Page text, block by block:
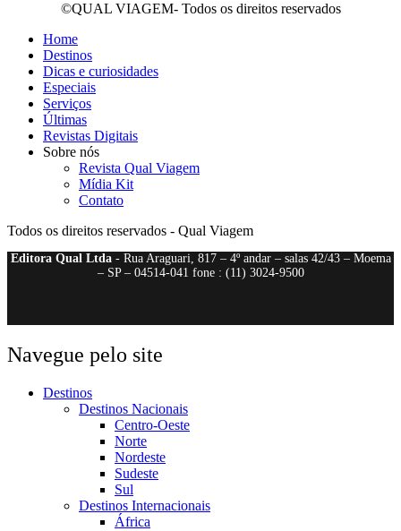
©QUAL VIAGEM- Todos os direitos reservados
Home
Destinos
Dicas e curiosidades
Especiais
Serviços
Últimas
Revistas Digitais
Sobre nós
Revista Qual Viagem
Mídia Kit
Contato
Todos os direitos reservados - Qual Viagem
Editora Qual Ltda- Rua Araguari, 817 – 4º andar – salas 42/43 – Moema
– SP – 04514-041 fone : (11) 3024-9500
Navegue pelo site
Destinos
Destinos Nacionais
Centro-Oeste
Norte
Nordeste
Sudeste
Sul
Destinos Internacionais
África